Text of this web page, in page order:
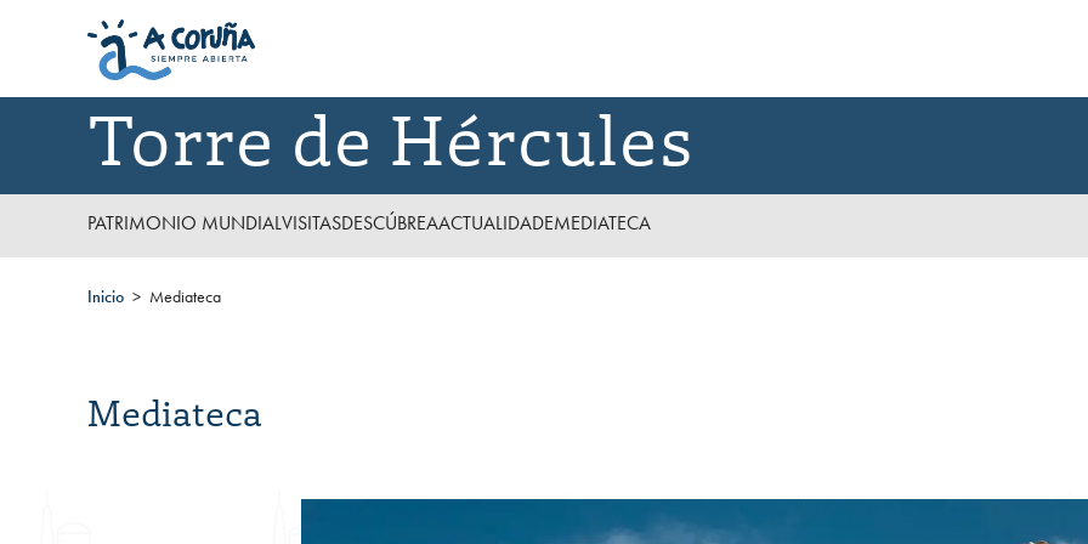
Torre de Hércules
PATRIMONIO MUNDIALVISITASDESCÚBREAACTUALIDADEMEDIATECA
Inicio Mediateca
Mediateca